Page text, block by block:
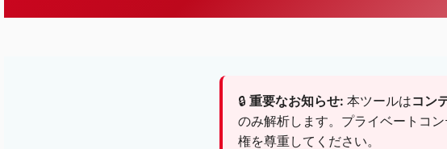
🔒重要なお知らせ: 本ツールはコン
のみ解析します。プライベートコ
権を尊重してください。